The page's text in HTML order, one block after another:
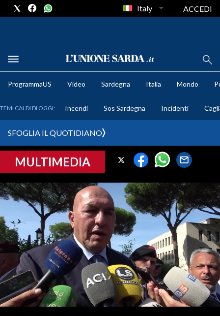
METEO
CRONACA SARDEGNA
PROVINCIA DI CAGLIARI
SULCIS IGLESIENTE
MEDIO CAMPIDANO
ORISTANO E PROVINCIA
SASSARI E PROVINCIA
GALLURA
NUORO E PROVINCIA
OGLIASTRA
Italy ACCEDI
ProgrammaUS Video Sardegna Italia Mondo
TEMI CALDI DI OGGI: Incendi Sos Sardegna Incidenti
SFOGLIA IL QUOTIDIANO
MULTIMEDIA